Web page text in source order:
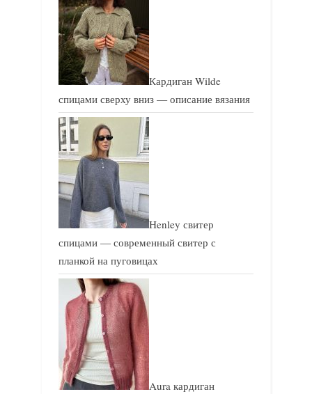
Кардиган Wilde
спицами сверху вниз — описание вязания
Henley свитер
спицами — современный свитер с
планкой на пуговицах
Aura кардиган